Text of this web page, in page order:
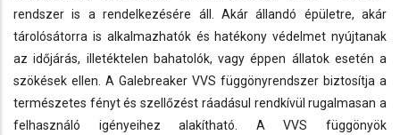
rendszer is a rendelkezésére áll. Akár állandó épületre, akár
tárolósátorra is alkalmazhatók és hatékony védelmet nyújtanak
az időjárás, illetéktelen bahatolók, vagy éppen állatok esetén a
szökések ellen. A Galebreaker VVS függönyrendszer biztosítja a
természetes fényt és szellőzést ráadásul rendkívül rugalmasan a
felhasználó igényeihez alakítható. A VVS függönyök